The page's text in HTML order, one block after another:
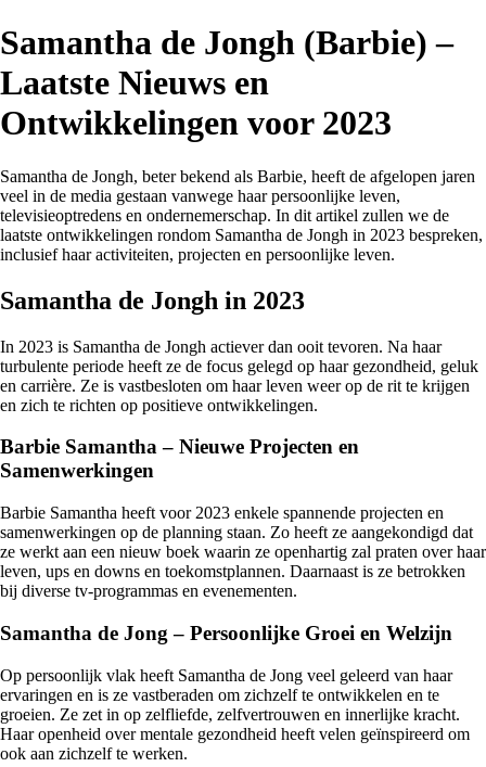
Samantha de Jongh (Barbie) –
Laatste Nieuws en
Ontwikkelingen voor 2023
Samantha de Jongh, beter bekend als Barbie, heeft de afgelopen jaren
veel in de media gestaan vanwege haar persoonlijke leven,
televisieoptredens en ondernemerschap. In dit artikel zullen we de
laatste ontwikkelingen rondom Samantha de Jongh in 2023 bespreken,
inclusief haar activiteiten, projecten en persoonlijke leven.
Samantha de Jongh in 2023
In 2023 is Samantha de Jongh actiever dan ooit tevoren. Na haar
turbulente periode heeft ze de focus gelegd op haar gezondheid, geluk
en carrière. Ze is vastbesloten om haar leven weer op de rit te krijgen
en zich te richten op positieve ontwikkelingen.
Barbie Samantha – Nieuwe Projecten en
Samenwerkingen
Barbie Samantha heeft voor 2023 enkele spannende projecten en
samenwerkingen op de planning staan. Zo heeft ze aangekondigd dat
ze werkt aan een nieuw boek waarin ze openhartig zal praten over haar
leven, ups en downs en toekomstplannen. Daarnaast is ze betrokken
bij diverse tv-programmas en evenementen.
Samantha de Jong – Persoonlijke Groei en Welzijn
Op persoonlijk vlak heeft Samantha de Jong veel geleerd van haar
ervaringen en is ze vastberaden om zichzelf te ontwikkelen en te
groeien. Ze zet in op zelfliefde, zelfvertrouwen en innerlijke kracht.
Haar openheid over mentale gezondheid heeft velen geïnspireerd om
ook aan zichzelf te werken.